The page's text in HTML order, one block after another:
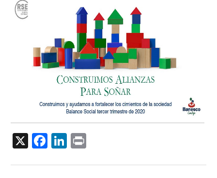
X Facebook
LinkedIn